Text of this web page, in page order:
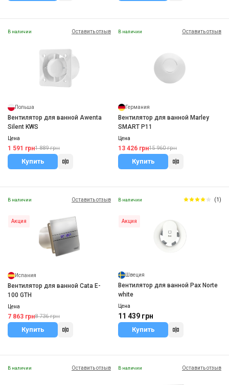
В наличии Оставить отзыв
Польша
Вентилятор для ванной Awenta
Silent KWS
Цена
1 591 грн1 889 грн
Купить
В наличии Оставить отзыв
Германия
Вентилятор для ванной Marley
SMART P11
Цена
13 426 грн15 960 грн
Купить
В наличии Оставить отзыв
Акция
Испания
Вентилятор для ванной Cata E-
100 GTH
Цена
7 863 грн8 736 грн
Купить
В наличии (1)
Акция
Швеция
Вентилятор для ванной Pax Norte
white
Цена
11 439 грн
Купить
В наличии Оставить отзыв В наличии Оставить отзыв